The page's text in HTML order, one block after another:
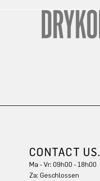
CONTACT US.
Ma - Vr: 09h00 - 18h00
Za: Geschlossen